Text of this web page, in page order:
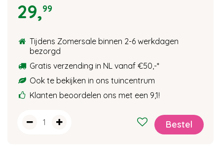
29,99
Tijdens Zomersale binnen 2-6 werkdagen
bezorgd
Gratis verzending in NL vanaf €50,-*
Ook te bekijken in ons tuincentrum
Klanten beoordelen ons met een 9,1!